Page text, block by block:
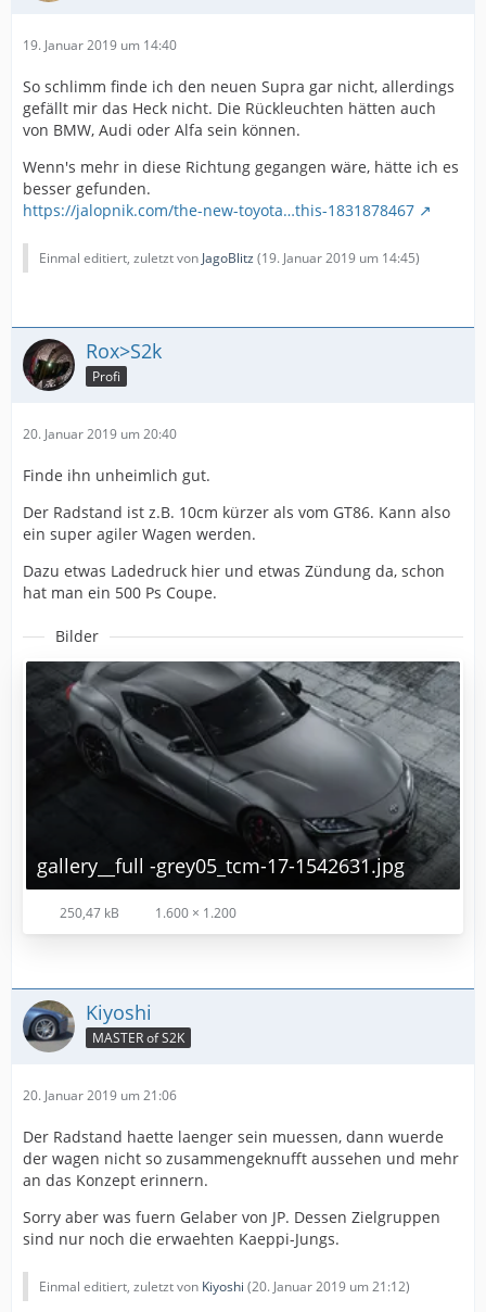
19. Januar 2019 um 14:40
So schlimm finde ich den neuen Supra gar nicht, allerdings
gefällt mir das Heck nicht. Die Rückleuchten hätten auch
von BMW, Audi oder Alfa sein können.
Wenn's mehr in diese Richtung gegangen wäre, hätte ich es
besser gefunden.
https://jalopnik.com/the-new-toyota…this-1831878467
Einmal editiert, zuletzt von JagoBlitz (19. Januar 2019 um 14:45)
Rox>S2k
Profi
20. Januar 2019 um 20:40
Finde ihn unheimlich gut.
Der Radstand ist z.B. 10cm kürzer als vom GT86. Kann also
ein super agiler Wagen werden.
Dazu etwas Ladedruck hier und etwas Zündung da, schon
hat man ein 500 Ps Coupe.
Bilder
gallery__full -grey05_tcm-17-1542631.jpg
250,47 kB 1.600 × 1.200
Kiyoshi
MASTER of S2K
20. Januar 2019 um 21:06
Der Radstand haette laenger sein muessen, dann wuerde
der wagen nicht so zusammengeknufft aussehen und mehr
an das Konzept erinnern.
Sorry aber was fuern Gelaber von JP. Dessen Zielgruppen
sind nur noch die erwaehten Kaeppi-Jungs.
Einmal editiert, zuletzt von Kiyoshi (20. Januar 2019 um 21:12)